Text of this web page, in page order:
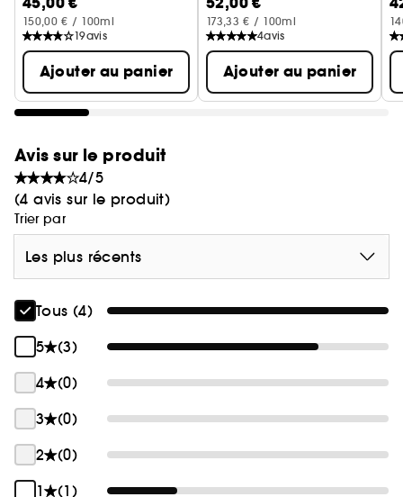
150,00 € / 100ml
19avis
Ajouter au panier
173,33 € / 100ml
4avis
Ajouter au panier
Avis sur le produit
4/5
(4 avis sur le produit)
Trier par
Les plus récents
Tous (4)
5
(3)
4
(0)
3
(0)
2
(0)
1
(1)